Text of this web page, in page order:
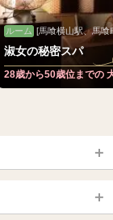
ルーム [馬喰横山駅、馬喰
淑女の秘密スパ
28歳から50歳位までの
青森